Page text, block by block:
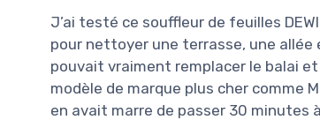
J’ai testé ce souffleur de feuilles
pour nettoyer une terrasse, une allée
pouvait vraiment remplacer le balai
modèle de marque plus cher comme
en avait marre de passer 30 minutes